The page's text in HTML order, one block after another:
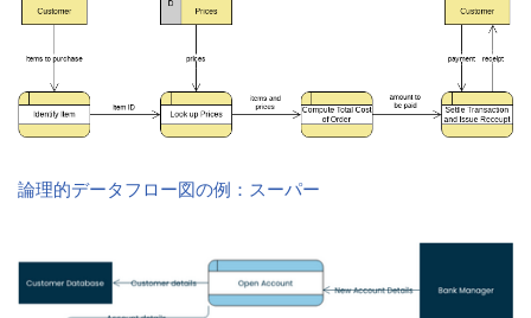
論理的データフロー図の例：スーパー